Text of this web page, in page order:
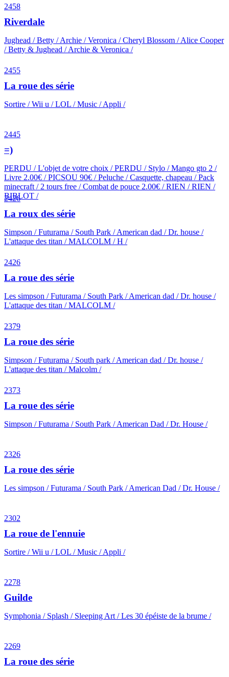
2458
Riverdale
Jughead / Betty / Archie / Veronica / Cheryl Blossom / Alice Cooper
/ Betty & Jughead / Archie & Veronica /
2455
La roue des série
Sortire / Wii u / LOL / Music / Appli /
2445
=)
PERDU / L'objet de votre choix / PERDU / Stylo / Mango gto 2 /
Livre 2.00€ / PICSOU 90€ / Peluche / Casquette, chapeau / Pack
minecraft / 2 tours free / Combat de pouce 2.00€ / RIEN / RIEN /
BIBLOT /
2426
La roux des série
Simpson / Futurama / South Park / American dad / Dr. house /
L'attaque des titan / MALCOLM / H /
2426
La roue des série
Les simpson / Futurama / South Park / American dad / Dr. house /
L'attaque des titan / MALCOLM /
2379
La roue des série
Simpson / Futurama / South park / American dad / Dr. house /
L'attaque des titan / Malcolm /
2373
La roue des série
Simpson / Futurama / South Park / American Dad / Dr. House /
2326
La roue des série
Les simpson / Futurama / South Park / American Dad / Dr. House /
2302
La roue de l'ennuie
Sortire / Wii u / LOL / Music / Appli /
2278
Guilde
Symphonia / Splash / Sleeping Art / Les 30 épéiste de la brume /
2269
La roue des série